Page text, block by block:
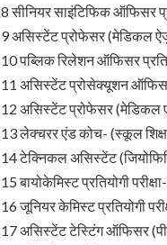
8 सीनियर साइंटिफिक ऑफिसर
9 असिस्टेंट प्रोफेसर (मेडिकल
10 पब्लिक रिलेशन ऑफिसर
11 असिस्टेंट प्रोसेक्यूशन
12 असिस्टेंट प्रोफेसर (मेडिकल
13 लेक्चरर एंड कोच- (स्कूल
14 टेक्निकल असिस्टेंट
15 बायोकेमिस्ट प्रतियोगी
16 जूनियर केमिस्ट प्रतियोगी
17 असिस्टेंट टेस्टिंग ऑफिसर